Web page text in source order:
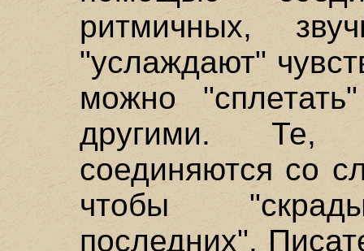
ритмичных,
"услаждают"
можно
другими. Те,
соединяются со
чтобы
последних".